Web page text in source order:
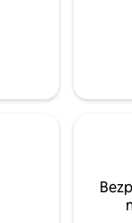
ciemnego nieba
dech w piersiach
z
na świeżym